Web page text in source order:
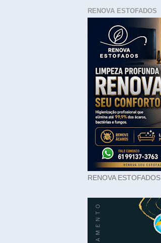
RENOVA ESTOFADOS
RENOVA ESTOFADOS